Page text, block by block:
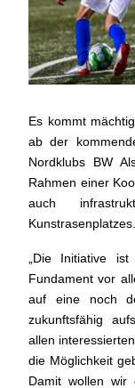
Es kommt
ab der
Nordklubs BW
Rahmen einer
auch
Kunstrasenplatzes.
„Die Initiative
Fundament vor
auf eine noch
zukunftsfähig
allen
die Möglichkeit
Damit wollen wir